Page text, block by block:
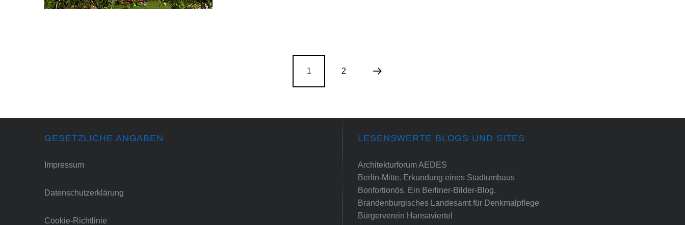
1 2
GESETZLICHE ANGABEN
Impressum
Datenschutzerklärung
Cookie-Richtlinie
LESENSWERTE BLOGS UND SITES
Architekturforum AEDES
Berlin-Mitte. Erkundung eines Stadtumbaus
Bonfortionös. Ein Berliner-Bilder-Blog.
Brandenburgisches Landesamt für Denkmalpflege
Bürgerverein Hansaviertel